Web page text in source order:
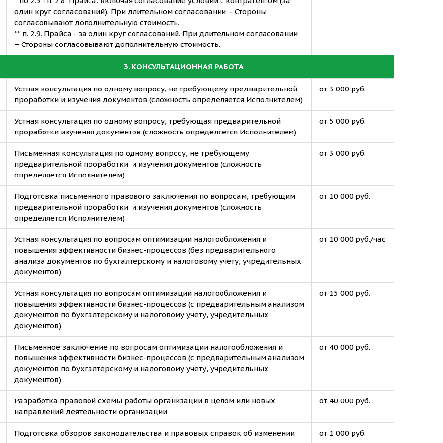
один круг согласований). При длительном согласовании – Стороны
согласовывают дополнительную стоимость.
** п. 2.9. Прайса - за один круг согласований. При длительном согласовании
– Стороны согласовывают дополнительную стоимость.
3. КОНСУЛЬТАЦИОННАЯ РАБОТА
Устная консультация по одному вопросу, не требующему предварительной
проработки и изучения документов (сложность определяется Исполнителем)
от 3 000 руб.
Устная консультация по одному вопросу, требующая предварительной
проработки изучения документов (сложность определяется Исполнителем)
от 5 000 руб.
Письменная консультация по одному вопросу, не требующему
предварительной проработки и изучения документов (сложность
определяется Исполнителем)
от 3 000 руб.
Подготовка письменного правового заключения по вопросам, требующим
предварительной проработки и изучения документов (сложность
определяется Исполнителем)
от 10 000 руб.
Устная консультация по вопросам оптимизации налогообложения и
повышения эффективности бизнес-процессов (без предварительного
анализа документов по бухгалтерскому и налоговому учету, учредительных
документов)
от 10 000 руб./час
Устная консультация по вопросам оптимизации налогообложения и
повышения эффективности бизнес-процессов (с предварительным анализом
документов по бухгалтерскому и налоговому учету, учредительных
документов)
от 15 000 руб.
Письменное заключение по вопросам оптимизации налогообложения и
повышения эффективности бизнес-процессов (с предварительным анализом
документов по бухгалтерскому и налоговому учету, учредительных
документов)
от 40 000 руб.
Разработка правовой схемы работы организации в целом или новых
направлений деятельности организации
от 40 000 руб.
Подготовка обзоров законодательства и правовых справок об изменении
от 1 000 руб.